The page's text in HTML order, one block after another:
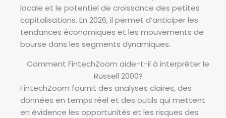
locale et le potentiel de croissance des petites
capitalisations. En 2026, il permet d’anticiper les
tendances économiques et les mouvements de
bourse dans les segments dynamiques.
Comment FintechZoom aide-t-il à interpréter le
Russell 2000?
FintechZoom fournit des analyses claires, des
données en temps réel et des outils qui mettent
en évidence les opportunités et les risques des